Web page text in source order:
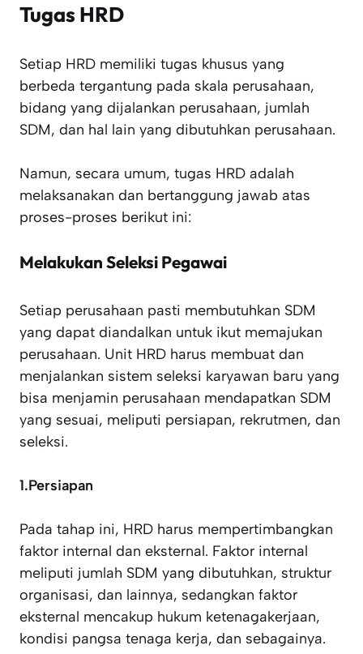
Tugas HRD
Setiap HRD memiliki tugas khusus yang
berbeda tergantung pada skala perusahaan,
bidang yang dijalankan perusahaan, jumlah
SDM, dan hal lain yang dibutuhkan perusahaan.
Namun, secara umum, tugas HRD adalah
melaksanakan dan bertanggung jawab atas
proses-proses berikut ini:
Melakukan Seleksi Pegawai
Setiap perusahaan pasti membutuhkan SDM
yang dapat diandalkan untuk ikut memajukan
perusahaan. Unit HRD harus membuat dan
menjalankan sistem seleksi karyawan baru yang
bisa menjamin perusahaan mendapatkan SDM
yang sesuai, meliputi persiapan, rekrutmen, dan
seleksi.
1.Persiapan
Pada tahap ini, HRD harus mempertimbangkan
faktor internal dan eksternal. Faktor internal
meliputi jumlah SDM yang dibutuhkan, struktur
organisasi, dan lainnya, sedangkan faktor
eksternal mencakup hukum ketenagakerjaan,
kondisi pangsa tenaga kerja, dan sebagainya.